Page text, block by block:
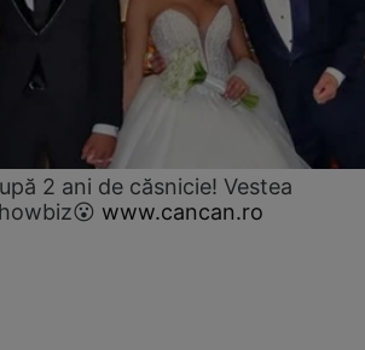
2 ani de căsnicie! Vestea
www.cancan.ro